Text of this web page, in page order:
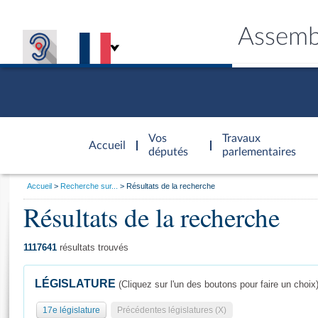
Accueil
d'accueil
Vos
députés
Travaux
parlementaires
Général
Vous
Accueil Recherche sur... Résultats de la recherche
Résultats de la recherche
1117641 résultats trouvés
LÉGISLATURE (Cliquez sur l'un des boutons pour faire un choix)
17e législature Précédentes législatures (X)